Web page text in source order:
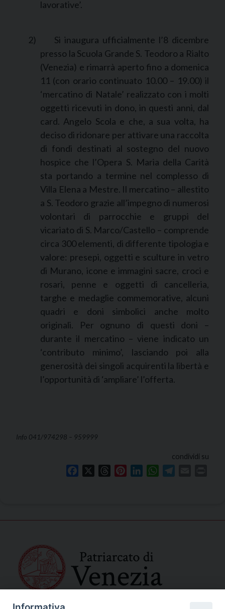
lavorative’.
2)
Si inaugura ufficialmente l’8 dicembre
presso la Scuola Grande S. Teodoro a Rialto
(Venezia) e rimarrà aperto fino a domenica
11 (con orario continuato 10.00 – 19.00) il
‘mercatino di Natale’ realizzato con i molti
oggetti ricevuti in dono, in questi anni, dal
card. Angelo Scola e che, a sua volta, ha
deciso di ridonare per attivare una raccolta
di fondi destinati al sostegno del nuovo
hospice che l’Opera S. Maria della Carità
sta portando a termine nel complesso di
Villa Elena a Mestre. Il mercatino – allestito
a S. Teodoro grazie all’impegno di numerosi
volontari di parrocchie e gruppi del
vicariato di S. Marco/Castello – comprende
circa 300 elementi, di differente tipologia e
valore: presepi, oggetti e sculture in vetro
di Murano, icone e immagini sacre, croci e
rosari, penne e oggetti di cancelleria,
targhe e medaglie commemorative, alcuni
quadri e doni simbolici anche molto
originali. Per ognuno di questi doni –
durante il mercatino – viene indicato un
‘contributo minimo’, lasciando poi alla
generosità dei singoli acquirenti la libertà e
l’opportunità di ‘ampliare’ l’offerta.
Info 041/974298 – 959999
condividi su
Facebook ThreadsPinterestLinkedInWhatsApp